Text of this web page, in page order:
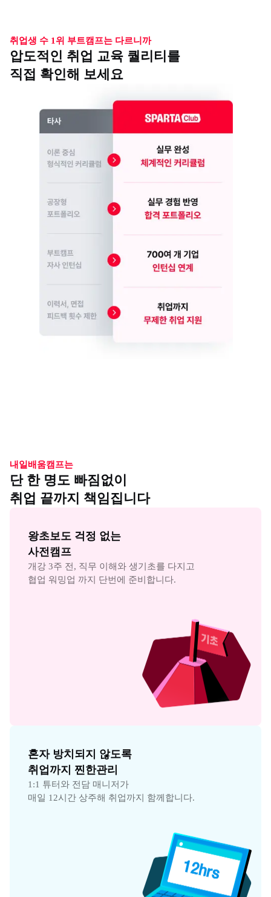
취업생 수 1위 부트캠프는 다르니까
압도적인 취업 교육 퀄리티를
직접 확인해 보세요
내일배움캠프는
단 한 명도 빠짐없이
취업 끝까지 책임집니다
왕초보도 걱정 없는
사전캠프
개강 3주 전, 직무 이해와 생기초를 다지고
협업 워밍업 까지 단번에 준비합니다.
혼자 방치되지 않도록
취업까지 찐한관리
1:1 튜터와 전담 매니저가
매일 12시간 상주해 취업까지 함께합니다.